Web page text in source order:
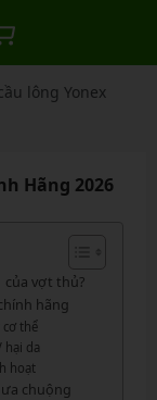
lông Yonex
Hãng 2026
của vợt thủ?
hãng
thể
hại da
hoạt
chuộng